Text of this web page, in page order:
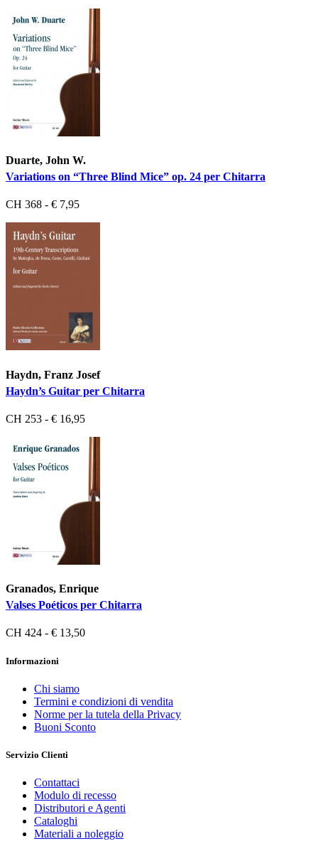
Duarte, John W.
Variations on “Three Blind Mice” op. 24 per Chitarra
CH 368 - € 7,95
Haydn, Franz Josef
Haydn’s Guitar per Chitarra
CH 253 - € 16,95
Granados, Enrique
Valses Poéticos per Chitarra
CH 424 - € 13,50
Informazioni
Chi siamo
Termini e condizioni di vendita
Norme per la tutela della Privacy
Buoni Sconto
Servizio Clienti
Contattaci
Modulo di recesso
Distributori e Agenti
Cataloghi
Materiali a noleggio